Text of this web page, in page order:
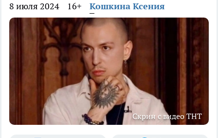
8 июля 2024 16+ Кошкина Ксения
Скрин с видео ТНТ